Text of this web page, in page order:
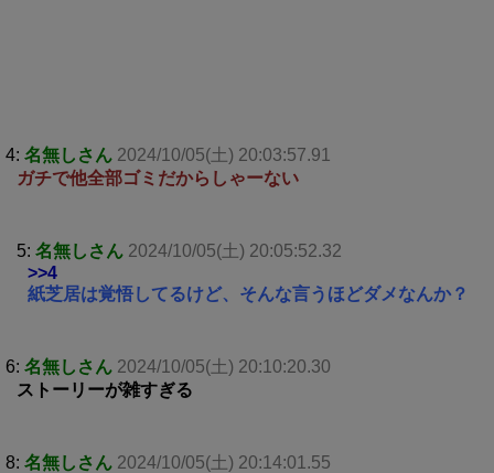
4: 名無しさん 2024/10/05(土) 20:03:57.91
ガチで他全部ゴミだからしゃーない
5: 名無しさん 2024/10/05(土) 20:05:52.32
>>4
紙芝居は覚悟してるけど、そんな言うほどダメなんか？
6: 名無しさん 2024/10/05(土) 20:10:20.30
ストーリーが雑すぎる
8: 名無しさん 2024/10/05(土) 20:14:01.55